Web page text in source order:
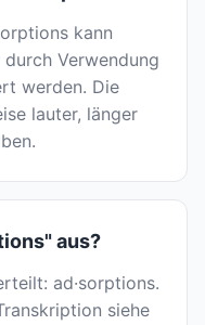
kann
Verwendung
werden. Die
lauter, länger
aus?
ad·sorptions.
siehe